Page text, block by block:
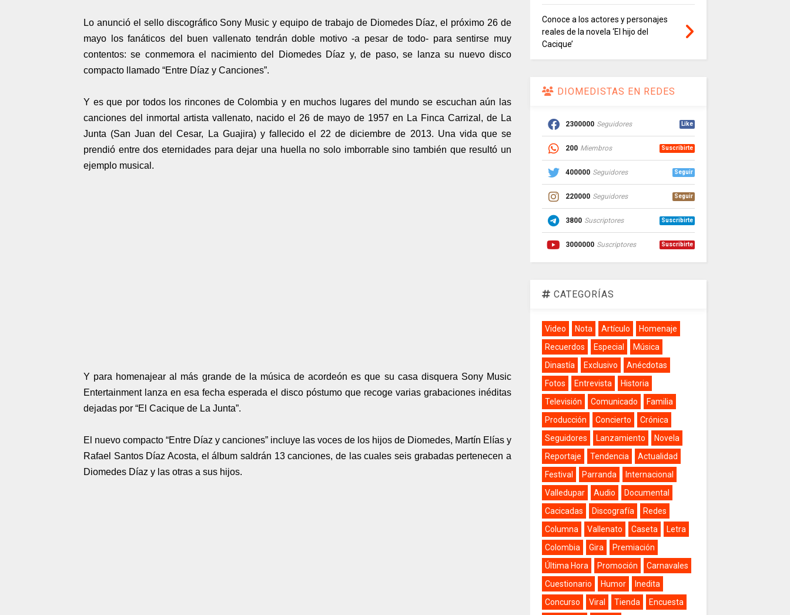
Lo anunció el sello discográfico Sony Music y equipo de trabajo de Diomedes Díaz, el próximo 26 de
mayo los fanáticos del buen vallenato tendrán doble motivo -a pesar de todo- para sentirse muy
contentos: se conmemora el nacimiento del Diomedes Díaz y, de paso, se lanza su nuevo disco
compacto llamado “Entre Díaz y Canciones”.
Y es que por todos los rincones de Colombia y en muchos lugares del mundo se escuchan aún las
canciones del inmortal artista vallenato, nacido el 26 de mayo de 1957 en La Finca Carrizal, de La
Junta (San Juan del Cesar, La Guajira) y fallecido el 22 de diciembre de 2013. Una vida que se
prendió entre dos eternidades para dejar una huella no solo imborrable sino también que resultó un
ejemplo musical.
Y para homenajear al más grande de la música de acordeón es que su casa disquera Sony Music
Entertainment lanza en esa fecha esperada el disco póstumo que recoge varias grabaciones inéditas
dejadas por “El Cacique de La Junta”.
El nuevo compacto “Entre Díaz y canciones” incluye las voces de los hijos de Diomedes, Martín Elías y
Rafael Santos Díaz Acosta, el álbum saldrán 13 canciones, de las cuales seis grabadas pertenecen a
Diomedes Díaz y las otras a sus hijos.
Conoce a los actores y personajes
reales de la novela ‘El hijo del
Cacique’
DIOMEDISTAS EN REDES
2300000 Seguidores Like
200 Miembros Suscribirte
400000 Seguidores Seguir
220000 Seguidores Seguir
3800 Suscriptores Suscribirte
3000000 Suscriptores Suscribirte
CATEGORÍAS
Video Nota Artículo
Homenaje
Recuerdos
Especial
Música
Dinastía
Exclusivo
Anécdotas
Fotos
Entrevista
Historia
Televisión
Comunicado
Familia
Producción
Concierto
Crónica
Seguidores
Lanzamiento
Novela
Reportaje
Tendencia
Actualidad
Festival
Parranda
Internacional
Valledupar
Audio
Documental
Cacicadas
Discografía
Redes
Columna
Vallenato Caseta
Letra
Colombia
Gira
Premiación
Última Hora
Promoción
Carnavales
Cuestionario
Humor
Inedita
Concurso
Viral Tienda
Encuesta